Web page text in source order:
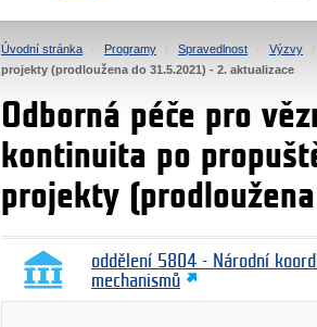
Úvodní stránka Programy Spravedlnost Výzvy
projekty (prodloužena do 31.5.2021) - 2. aktualizace
Odborná péče pro
kontinuita po
projekty
oddělení 5804 - Národní
mechanismů